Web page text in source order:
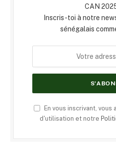
CAN
Inscris-toi à notre
sénégalais
En vous inscrivant,
d'utilisation et notre